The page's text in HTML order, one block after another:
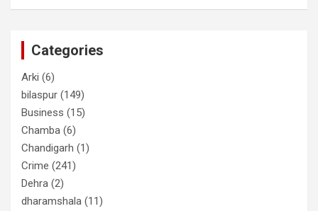
Categories
Arki (6)
bilaspur (149)
Business (15)
Chamba (6)
Chandigarh (1)
Crime (241)
Dehra (2)
dharamshala (11)